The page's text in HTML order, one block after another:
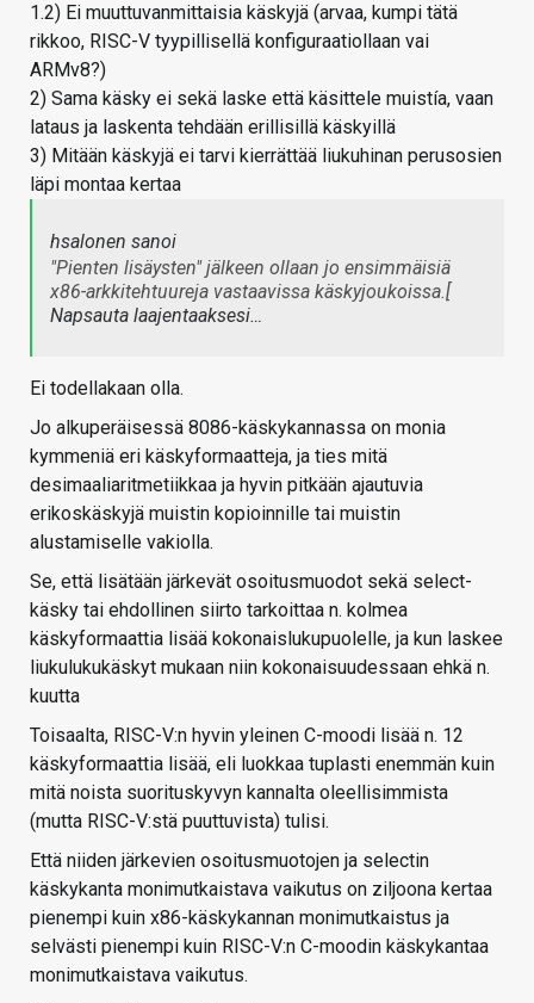
1.2) Ei muuttuvanmittaisia käskyjä (arvaa, kumpi tätä
rikkoo, RISC-V tyypillisellä konfiguraatiollaan vai
ARMv8?)
2) Sama käsky ei sekä laske että käsittele muistía, vaan
lataus ja laskenta tehdään erillisillä käskyillä
3) Mitään käskyjä ei tarvi kierrättää liukuhinan perusosien
läpi montaa kertaa
hsalonen sanoi
"Pienten lisäysten" jälkeen ollaan jo ensimmäisiä
x86-arkkitehtuureja vastaavissa käskyjoukoissa.[
Napsauta laajentaaksesi…
Ei todellakaan olla.
Jo alkuperäisessä 8086-käskykannassa on monia
kymmeniä eri käskyformaatteja, ja ties mitä
desimaaliaritmetiikkaa ja hyvin pitkään ajautuvia
erikoskäskyjä muistin kopioinnille tai muistin
alustamiselle vakiolla.
Se, että lisätään järkevät osoitusmuodot sekä select-
käsky tai ehdollinen siirto tarkoittaa n. kolmea
käskyformaattia lisää kokonaislukupuolelle, ja kun laskee
liukulukukäskyt mukaan niin kokonaisuudessaan ehkä n.
kuutta
Toisaalta, RISC-V:n hyvin yleinen C-moodi lisää n. 12
käskyformaattia lisää, eli luokkaa tuplasti enemmän kuin
mitä noista suorituskyvyn kannalta oleellisimmista
(mutta RISC-V:stä puuttuvista) tulisi.
Että niiden järkevien osoitusmuotojen ja selectin
käskykanta monimutkaistava vaikutus on ziljoona kertaa
pienempi kuin x86-käskykannan monimutkaistus ja
selvästi pienempi kuin RISC-V:n C-moodin käskykantaa
monimutkaistava vaikutus.